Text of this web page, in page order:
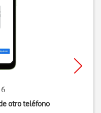
otro teléfono